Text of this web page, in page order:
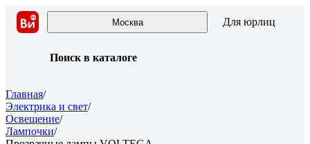
Москва Для юрлиц
Поиск в каталоге
Главная/
Электрика и свет/
Освещение/
Лампочки/